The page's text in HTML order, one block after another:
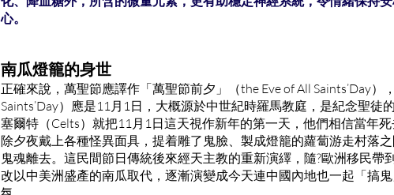
心。
南瓜燈籠的身世
正確來說，萬聖節應譯作「萬聖節前夕」（the Eve of All Saints’Day
Saints’Day）應是11月1日，大概源於中世紀時羅馬教庭，是紀念聖徒
塞爾特（Celts）就把11月1日這天視作新年的第一天，他們相信當年
除夕夜戴上各種怪異面具，提着雕了鬼臉、製成燈籠的蘿蔔游走村落
鬼魂離去。這民間節日傳統後來經天主教的重新演繹，隨?歐洲移民帶
改以中美洲盛產的南瓜取代，逐漸演變成今天連中國內地也一起「搞